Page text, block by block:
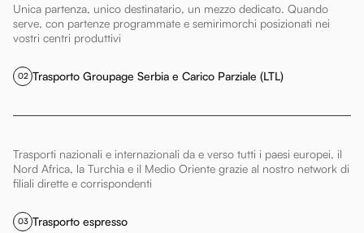
Unica partenza, unico destinatario, un mezzo dedicato. Quando
serve, con partenze programmate e semirimorchi posizionati nei
vostri centri produttivi
02 Trasporto Groupage Serbia e Carico Parziale (LTL)
Trasporti nazionali e internazionali da e verso tutti i paesi europei, il
Nord Africa, la Turchia e il Medio Oriente grazie al nostro network di
filiali dirette e corrispondenti
03 Trasporto espresso